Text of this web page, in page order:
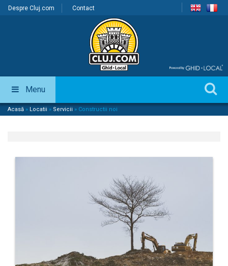
Despre Cluj.com Contact
Menu
Acasă » Locatii » Servicii » Constructii noi